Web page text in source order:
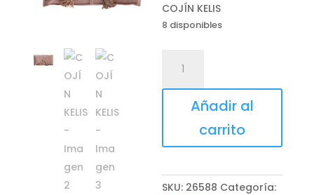
COJÍN KELIS
8 disponibles
KELIS
cantidad
Añadir al
carrito
SKU: 26588 Categoría: